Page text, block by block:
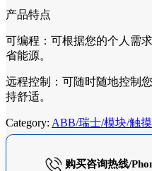
产品特点
可编程：可根据您的个人需
省能源。
远程控制：可随时随地控制
持舒适。
Category: ABB/瑞士/模块/触
购买咨询热线/